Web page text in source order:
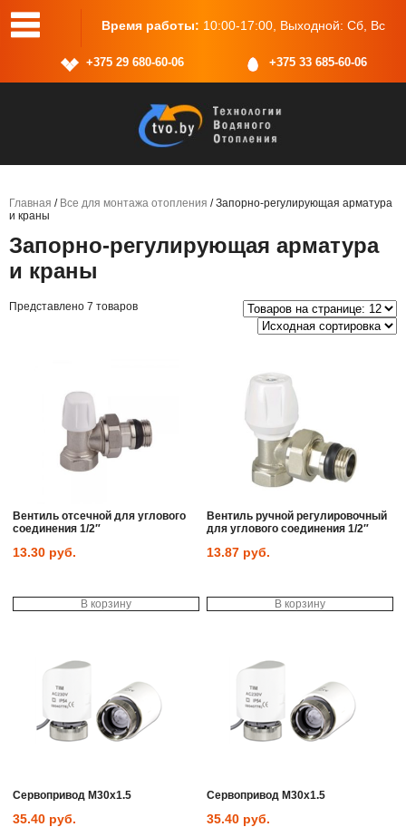
Время работы:10:00-17:00, Выходной: Сб, Вс
+375 29 680-60-06 +375 33 685-60-06
Главная / Все для монтажа отопления / Запорно-регулирующая арматура
и краны
Запорно-регулирующая арматура
и краны
Представлено 7 товаров
Вентиль отсечной для углового
соединения 1/2″
13.30 руб.
В корзину
Вентиль ручной регулировочный
для углового соединения 1/2″
13.87 руб.
В корзину
Сервопривод M30x1.5
35.40 руб.
Сервопривод M30x1.5
35.40 руб.